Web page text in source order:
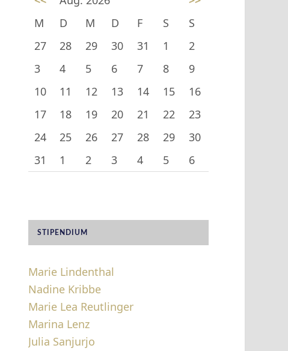
M
D M D F S
S
27
28 29 30 31 1
2
3
4 5 6 7 8
9
10
11 12 13 14 15
16
17
18 19 20 21 22
23
24
25 26 27 28 29
30
31
1 2 3 4 5 6
STIPENDIUM
Marie Lindenthal
Nadine Kribbe
Marie Lea Reutlinger
Marina Lenz
Julia Sanjurjo